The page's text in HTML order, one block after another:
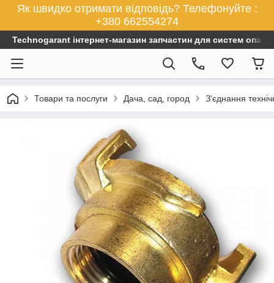
Як швидко отримати відповідь? Телефонуйте :
+380 662554274
Technogarant інтернет-магазин запчастин для систем
Товари та послуги Дача, сад, город З'єднання